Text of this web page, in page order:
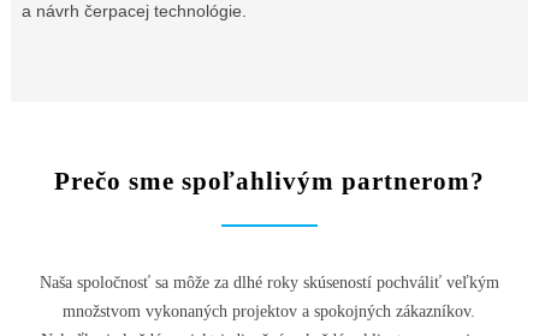
a návrh čerpacej technológie.
Prečo sme spoľahlivým partnerom?
Naša spoločnosť sa môže za dlhé roky skúseností pochváliť veľkým
množstvom vykonaných projektov a spokojných zákazníkov.